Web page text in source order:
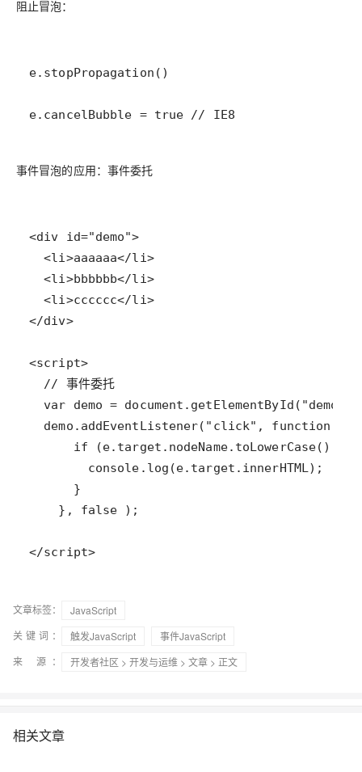
阻止冒泡：
e.cancelBubble = true // IE8
事件冒泡的应用：事件委托
  <li>aaaaaa</li>
  <li>bbbbbb</li>
  <li>cccccc</li>
</div>
<script>
  // 事件委托
</script>
文章标签：
JavaScript
关键词：
触发JavaScript
事件JavaScript
来 源：
开发者社区 > 开发与运维 > 文章 > 正文
相关文章